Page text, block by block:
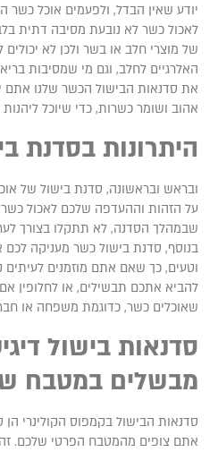
שאין הבדל, ולפעמים אוכל כשר הוא
כשר לא נובעת מסיבה דתית בלבד,
מוצרי חלב או בשר ולכן לא יכולים
לחלב, וגם מי שמסיבות
סדנאות הבישול הכשר שלנו אתם
ושומר כשרות, כדי שיוכל ליהנות
בסדנת
ובראשונה, סדנת בישול של אוכל
הזהות וההעדפה שלכם לאכול כשר. כך,
הסדנה, לא תתקלו בצורך לערבב
סדנת בישול כשר מעניקה לכם את
כך שאם אתם מוזמנים לעיתים
אתכם תבשילים, או לחלופין אם
כשר, כדוגמת משפחה או חברים,
בישול
במטבח
הבישול בקמפוס הקולינרי הן
צופים מהמטבח הפרטי שלכם. זה